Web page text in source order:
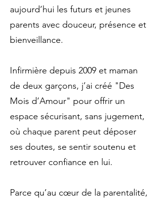
aujourd’hui les futurs et jeunes
parents avec douceur, présence et
bienveillance.
Infirmière depuis 2009 et maman
de deux garçons, j’ai créé "Des
Mois d’Amour" pour offrir un
espace sécurisant, sans jugement,
où chaque parent peut déposer
ses doutes, se sentir soutenu et
retrouver confiance en lui.
Parce qu’au cœur de la parentalité,